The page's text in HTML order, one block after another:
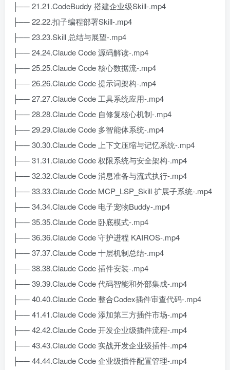
├── 21.21.CodeBuddy 搭建企业级Skill-.mp4
├── 22.22.扣子编程部署Skill-.mp4
├── 23.23.Skill 总结与展望-.mp4
├── 24.24.Claude Code 源码解读-.mp4
├── 25.25.Claude Code 核心数据流-.mp4
├── 26.26.Claude Code 提示词架构-.mp4
├── 27.27.Claude Code 工具系统应用-.mp4
├── 28.28.Claude Code 自修复核心机制-.mp4
├── 29.29.Claude Code 多智能体系统-.mp4
├── 30.30.Claude Code 上下文压缩与记忆系统-.mp4
├── 31.31.Claude Code 权限系统与安全架构-.mp4
├── 32.32.Claude Code 消息准备与流式执行-.mp4
├── 33.33.Claude Code MCP_LSP_Skill 扩展子系统-.mp4
├── 34.34.Claude Code 电子宠物Buddy-.mp4
├── 35.35.Claude Code 卧底模式-.mp4
├── 36.36.Claude Code 守护进程 KAIROS-.mp4
├── 37.37.Claude Code 十层机制总结-.mp4
├── 38.38.Claude Code 插件安装-.mp4
├── 39.39.Claude Code 代码智能和外部集成-.mp4
├── 40.40.Claude Code 整合Codex插件审查代码-.mp4
├── 41.41.Claude Code 添加第三方插件市场-.mp4
├── 42.42.Claude Code 开发企业级插件流程-.mp4
├── 43.43.Claude Code 实战开发企业级插件-.mp4
├── 44.44.Claude Code 企业级插件配置管理-.mp4